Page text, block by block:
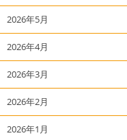
2026年5月
2026年4月
2026年3月
2026年2月
2026年1月